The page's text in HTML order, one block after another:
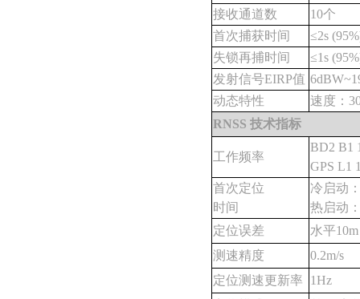
接收通道数
10个
首次捕获时间
≤2s
失锁再捕时间
≤1s
发射信号EIRP值
动态特性
速度：
RNSS 技术指标
工作频率
BD2 B1
GPS L1
首次定位
时间
冷启动
热启动
定位误差
水平
测速精度
0.2m/s
定位测速更新率
1Hz